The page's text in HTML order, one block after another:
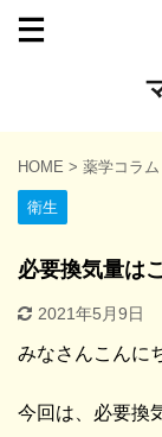
HOME > 薬学コラム
衛生
必要換気量は
2021年5月9日
みなさんこんに
今回は、必要換